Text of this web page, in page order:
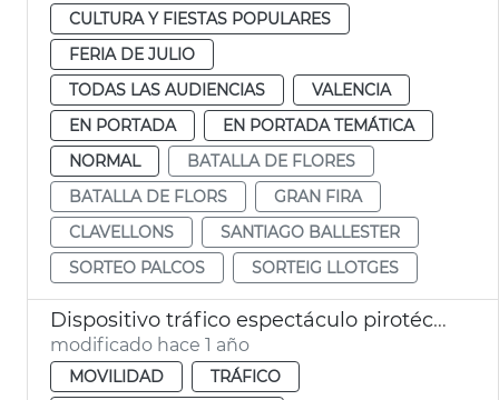
CULTURA Y FIESTAS POPULARES
FERIA DE JULIO
TODAS LAS AUDIENCIAS
VALENCIA
EN PORTADA
EN PORTADA TEMÁTICA
NORMAL
BATALLA DE FLORES
BATALLA DE FLORS
GRAN FIRA
CLAVELLONS
SANTIAGO BALLESTER
SORTEO PALCOS
SORTEIG LLOTGES
Dispositivo tráfico espectáculo pirotécnico Gran Fira
modificado hace 1 año
MOVILIDAD
TRÁFICO